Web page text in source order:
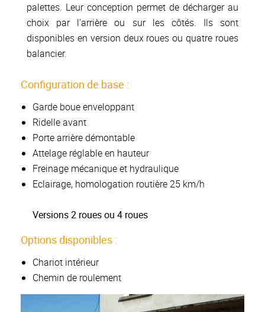
palettes. Leur conception permet de décharger au
choix par l’arrière ou sur les côtés. Ils sont
disponibles en version deux roues ou quatre roues
balancier.
Configuration de base :
Garde boue enveloppant
Ridelle avant
Porte arrière démontable
Attelage réglable en hauteur
Freinage mécanique et hydraulique
Eclairage, homologation routière 25 km/h
Versions 2 roues ou 4 roues
Options disponibles :
Chariot intérieur
Chemin de roulement